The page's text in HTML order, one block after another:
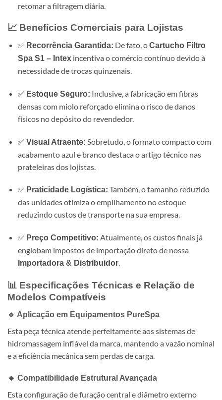
retomar a filtragem diária.
📈 Benefícios Comerciais para Lojistas
✅ Recorrência Garantida: De fato, oCartucho Filtro
Spa S1 – Intexincentiva o comércio contínuo devido à
necessidade de trocas quinzenais.
✅ Estoque Seguro: Inclusive, a fabricação em fibras
densas com miolo reforçado elimina o risco de danos
físicos no depósito do revendedor.
✅ Visual Atraente: Sobretudo, o formato compacto com
acabamento azul e branco destaca o artigo técnico nas
prateleiras dos lojistas.
✅ Praticidade Logística: Também, o tamanho reduzido
das unidades otimiza o empilhamento no estoque
reduzindo custos de transporte na sua empresa.
✅ Preço Competitivo: Atualmente, os custos finais já
englobam impostos de importação direto de nossa
Importadora & Distribuidor.
📊 Especificações Técnicas e Relação de
Modelos Compatíveis
🔹 Aplicação em Equipamentos PureSpa
Esta peça técnica atende perfeitamente aos sistemas de
hidromassagem inflável da marca, mantendo a vazão nominal
e a eficiência mecânica sem perdas de carga.
🔹 Compatibilidade Estrutural Avançada
Esta configuração de furação central e diâmetro externo